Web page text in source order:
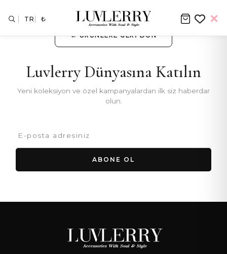
← ÜRÜNLERE GERI DÖN
Luvlerry Dünyasına Katılın
Yeni koleksiyon ve özel kampanyalardan ilk siz haberdar
olun.
ABONE OL
TR ₺